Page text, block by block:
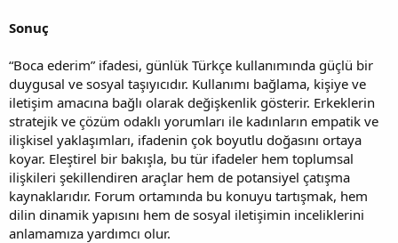
Sonuç
“Boca ederim” ifadesi, günlük Türkçe kullanımında güçlü bir
duygusal ve sosyal taşıyıcıdır. Kullanımı bağlama, kişiye ve
iletişim amacına bağlı olarak değişkenlik gösterir. Erkeklerin
stratejik ve çözüm odaklı yorumları ile kadınların empatik ve
ilişkisel yaklaşımları, ifadenin çok boyutlu doğasını ortaya
koyar. Eleştirel bir bakışla, bu tür ifadeler hem toplumsal
ilişkileri şekillendiren araçlar hem de potansiyel çatışma
kaynaklarıdır. Forum ortamında bu konuyu tartışmak, hem
dilin dinamik yapısını hem de sosyal iletişimin inceliklerini
anlamamıza yardımcı olur.